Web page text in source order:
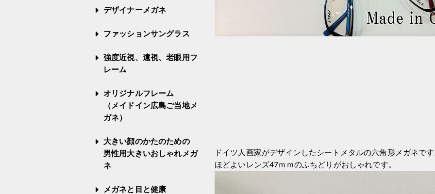
ドイツ人画家がデザインしたシートメタルの六角形メガネで
ほどよいレンズ47ｍｍのふちどりがおしゃれです。
デザイナーメガネ
ファッションサングラス
強度近視、遠視、老眼用フ
レーム
オリジナルフレーム
（メイドイン広島ご当地メ
ガネ）
大きい顔のかたのための
男性用大きいおしゃれメガ
ネ
メガネと目と健康